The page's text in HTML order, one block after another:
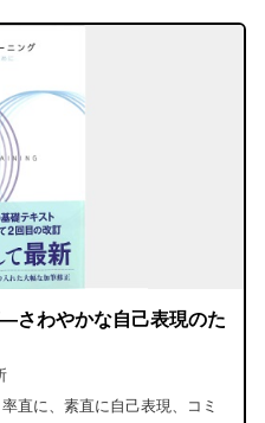
さわやかな自己表現のた
直に、素直に自己表現、コミ